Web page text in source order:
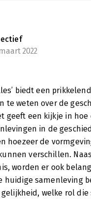
2022
biedt een
te weten over de
geeft een kijkje in hoe
in de
hoezeer de
verschillen.
worden er ook
huidige samenleving
welke rol die